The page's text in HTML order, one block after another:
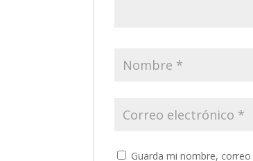
Guarda mi nombre,